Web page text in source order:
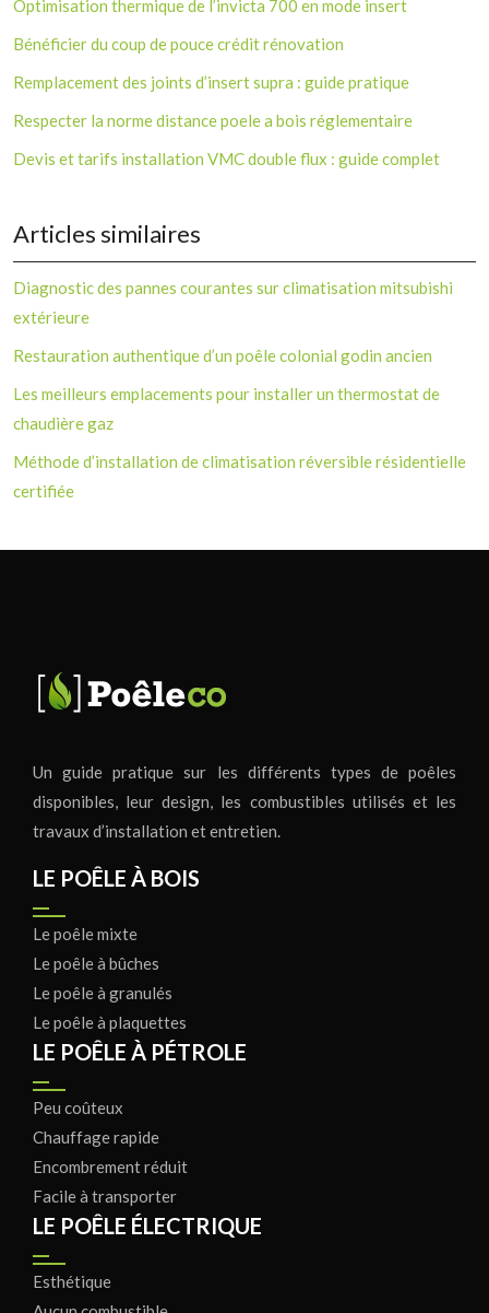
Optimisation thermique de l’invicta 700 en mode insert
Bénéficier du coup de pouce crédit rénovation
Remplacement des joints d’insert supra : guide pratique
Respecter la norme distance poele a bois réglementaire
Devis et tarifs installation VMC double flux : guide complet
Articles similaires
Diagnostic des pannes courantes sur climatisation mitsubishi
extérieure
Restauration authentique d’un poêle colonial godin ancien
Les meilleurs emplacements pour installer un thermostat de
chaudière gaz
Méthode d’installation de climatisation réversible résidentielle
certifiée
Un guide pratique sur les différents types de poêles
disponibles, leur design, les combustibles utilisés et les
travaux d’installation et entretien.
LE POÊLE À BOIS
Le poêle mixte
Le poêle à bûches
Le poêle à granulés
Le poêle à plaquettes
LE POÊLE À PÉTROLE
Peu coûteux
Chauffage rapide
Encombrement réduit
Facile à transporter
LE POÊLE ÉLECTRIQUE
Esthétique